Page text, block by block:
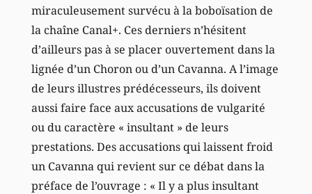
miraculeusement survécu à la boboïsation de
la chaîne Canal+. Ces derniers n’hésitent
d’ailleurs pas à se placer ouvertement dans la
lignée d’un Choron ou d’un Cavanna. A l’image
de leurs illustres prédécesseurs, ils doivent
aussi faire face aux accusations de vulgarité
ou du caractère « insultant » de leurs
prestations. Des accusations qui laissent froid
un Cavanna qui revient sur ce débat dans la
préface de l’ouvrage : « Il y a plus insultant